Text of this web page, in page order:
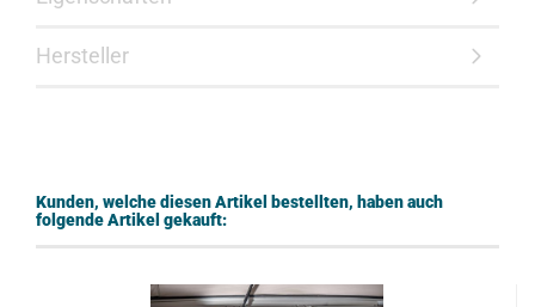
Hersteller
Kunden, welche diesen Artikel bestellten, haben auch
folgende Artikel gekauft: